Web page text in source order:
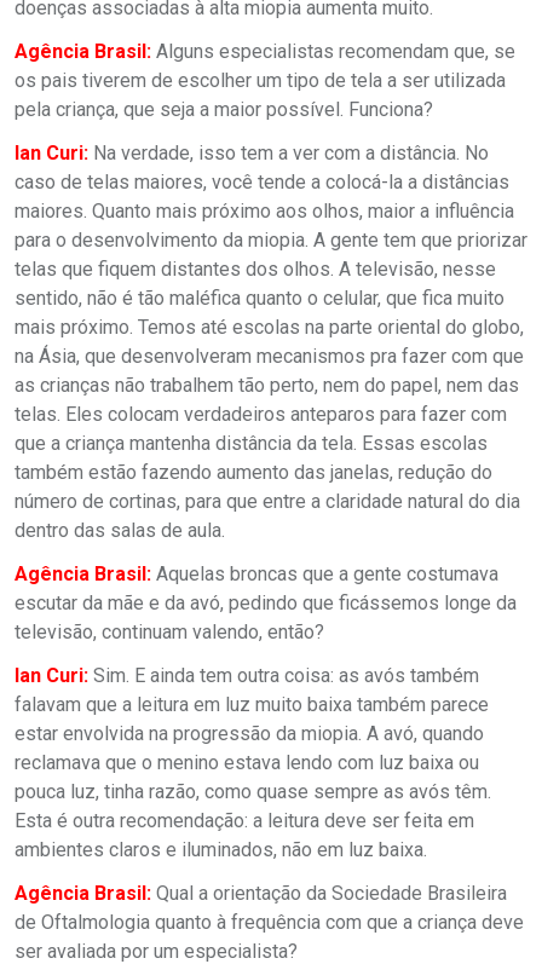
doenças associadas à alta miopia aumenta muito.
Agência Brasil: Alguns especialistas recomendam que, se
os pais tiverem de escolher um tipo de tela a ser utilizada
pela criança, que seja a maior possível. Funciona?
Ian Curi: Na verdade, isso tem a ver com a distância. No
caso de telas maiores, você tende a colocá-la a distâncias
maiores. Quanto mais próximo aos olhos, maior a influência
para o desenvolvimento da miopia. A gente tem que priorizar
telas que fiquem distantes dos olhos. A televisão, nesse
sentido, não é tão maléfica quanto o celular, que fica muito
mais próximo. Temos até escolas na parte oriental do globo,
na Ásia, que desenvolveram mecanismos pra fazer com que
as crianças não trabalhem tão perto, nem do papel, nem das
telas. Eles colocam verdadeiros anteparos para fazer com
que a criança mantenha distância da tela. Essas escolas
também estão fazendo aumento das janelas, redução do
número de cortinas, para que entre a claridade natural do dia
dentro das salas de aula.
Agência Brasil: Aquelas broncas que a gente costumava
escutar da mãe e da avó, pedindo que ficássemos longe da
televisão, continuam valendo, então?
Ian Curi: Sim. E ainda tem outra coisa: as avós também
falavam que a leitura em luz muito baixa também parece
estar envolvida na progressão da miopia. A avó, quando
reclamava que o menino estava lendo com luz baixa ou
pouca luz, tinha razão, como quase sempre as avós têm.
Esta é outra recomendação: a leitura deve ser feita em
ambientes claros e iluminados, não em luz baixa.
Agência Brasil: Qual a orientação da Sociedade Brasileira
de Oftalmologia quanto à frequência com que a criança deve
ser avaliada por um especialista?